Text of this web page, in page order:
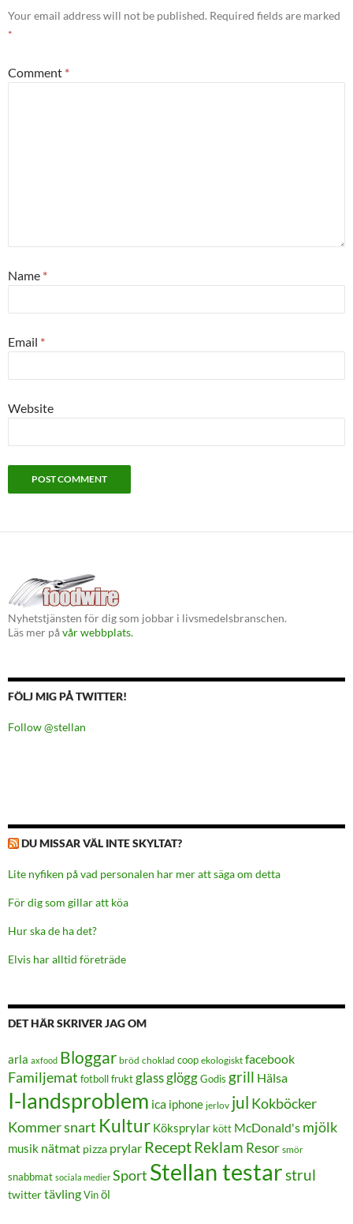
Your email address will not be published. Required fields are marked
*
Comment *
Name *
Email *
Website
Nyhetstjänsten för dig som jobbar i livsmedelsbranschen.
Läs mer påvår webbplats.
FÖLJ MIG PÅ TWITTER!
Follow @stellan
DU MISSAR VÄL INTE SKYLTAT?
Lite nyfiken på vad personalen har mer att säga om detta
För dig som gillar att köa
Hur ska de ha det?
Elvis har alltid företräde
DET HÄR SKRIVER JAG OM
arla axfood Bloggar bröd choklad coop ekologiskt facebook
Familjemat fotboll fruktglassglöggGodis grill Hälsa
I-landsproblem ica iphone jerlov jul Kokböcker
Kommer snart Kultur Köksprylar kött McDonald's mjölk
musik nätmat pizza prylar ReceptReklam Resor smör
snabbmat sociala medier Sport Stellan testarstrul
twittertävling Vin öl